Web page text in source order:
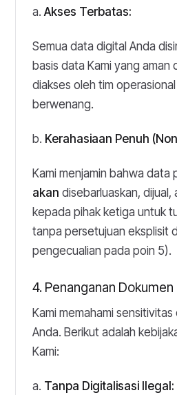
a. Akses Terbatas:
Semua data digital Anda
basis data Kami yang aman
diakses oleh tim
berwenang.
b. Kerahasiaan Penuh
Kami menjamin bahwa data
akan disebarluaskan, dijual,
kepada pihak ketiga untuk
tanpa persetujuan eksplisit
pengecualian pada poin 5).
4. Penanganan
Kami memahami
Anda. Berikut adalah
Kami:
a. Tanpa Digitalisasi Ilegal: